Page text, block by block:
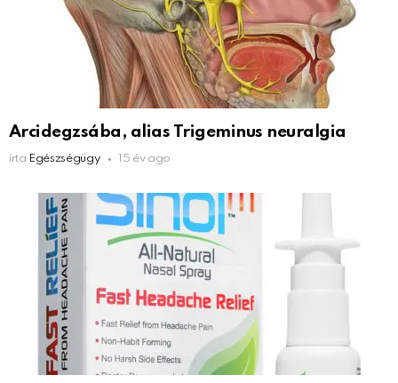
Arcidegzsába, alias Trigeminus neuralgia
írta Egészségügy 15 év ago